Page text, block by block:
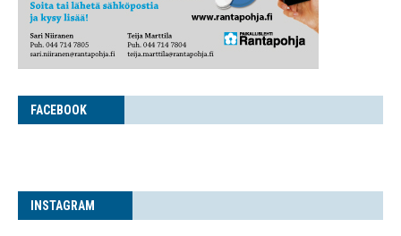
FACE­BOOK
INS­TA­GRAM